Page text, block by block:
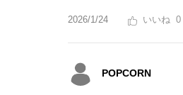
2026/1/24 0
POPCORN